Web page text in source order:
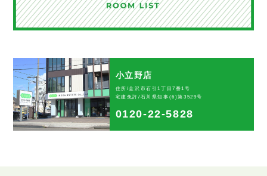
小立野店
住所/金沢市石引1丁目7番1号
宅建免許/石川県知事(6)第3529号
0120-22-5828